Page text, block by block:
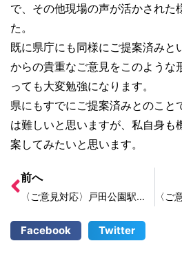
で、その他現場の声が活かされた
た。
既に県庁にも同様にご提案済みと
からの貴重なご意見をこのような
っても大変勉強になります。
県にもすでにご提案済みとのこと
は難しいと思いますが、私自身も
案してみたいと思います。
前へ
〈ご意見対応〉戸田公園駅西口ロータリーの間接照明が切れている
Facebook Twitter